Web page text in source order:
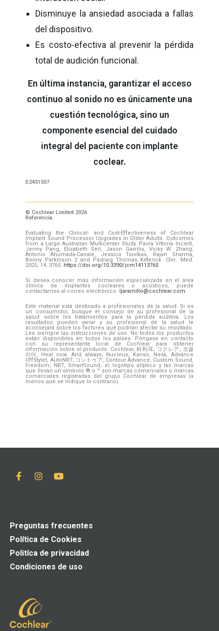
Disminuye la ansiedad asociada a fallas
del dispositivo.
Es costo-efectiva al prevenir la pérdida
total de audición funcional.
En última instancia, garantizar el acceso
continuo al sonido no es únicamente una
cuestión tecnológica, sino un
componente esencial del cuidado
integral del paciente con implante
coclear.
D2451507
© Cochlear Limited 2026
Referencia:
Evaluating the Clinical- and Cost-Effectiveness of Cochlear
Implant Sound Processor Upgrades in Older Adults: Outcomes
from a Large Australian Multicenter Study. Paola Vittoria Incerti,
Jermy Pang, Elizabeth Seil, Jason Gavrilis, Vicky W. Zhang,
Antonio Ahumada-Canale, Jessica Tsiolkas, Rajan Sharma,
Bonny Parkinson 2 and Padraig Thomas Kitterick. Clin. Med.
2025, 14, 3765. https://doi.org/10.3390/jcm14113765
Si desea conocer más información especializada en el área
clínica de implantes cocleares o acústicos, puede
contactarnos al correo electrónico: ljaramillo@cochlear.com
Este material está destinado a profesionales de la salud. Si es
un consumidor, busque el consejo de su profesional de la
salud sobre los tratamientos para la pérdida auditiva. Los
resultados pueden variar y su profesional de la salud le
aconsejará sobre los factores que podrían afectar su resultado.
Lea siempre las instrucciones de uso. No todos los productos
están disponibles en todos los países. Póngase en contacto
con su representante local de Cochlear para obtener
información sobre el producto. Cochlear, 科利耳, コクレア, 코클
리어, Hear now. And always, Nucleus, Kanso, Nexa, Advance
OffStylet, AutoNRT, コントゥア, Contour Advance, Custom Sound,
Freedom, NRT, SmartSound, el logotipo elíptico y las marcas
que llevan un símbolo ® o ™ son marcas comerciales o marcas
comerciales registradas del grupo Cochlear de empresas (a
menos que se indique lo contrario).
Preguntas frecuentes
Política de Cookies
Politíca de privacidad
Condiciones de uso